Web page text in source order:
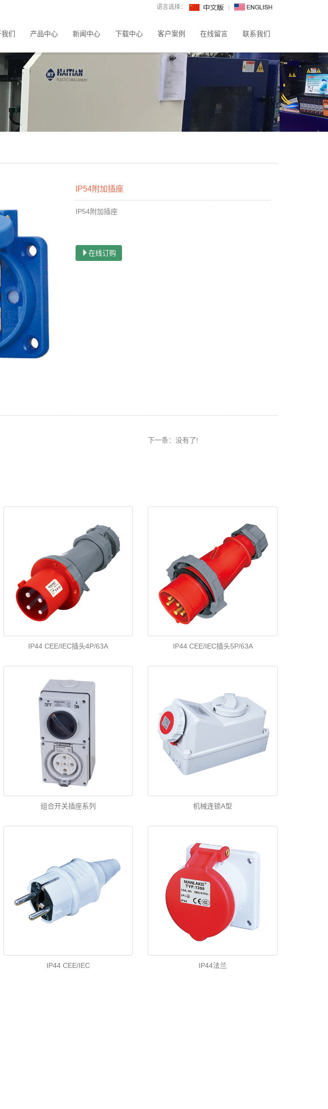
语言选择：
们 产品中心 新闻中心 下载中心 客户案例 在线留言 联系我们
IP54附加插座
IP54附加插座
在线订购
下一条：没有了!
IP44 CEE/IEC插头4P/63A IP44 CEE/IEC插头5P/63A
组合开关插座系列 机械连锁A型
IP44 CEE/IEC IP44法兰